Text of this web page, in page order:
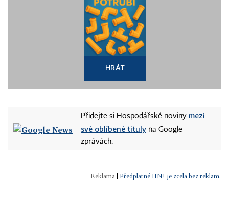
HRÁT
Přidejte si Hospodářské noviny mezi
své oblíbené tituly na Google
zprávách.
Předplatné HN+ je zcela bez reklam.